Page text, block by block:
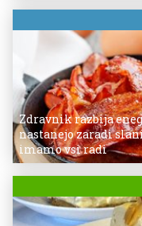
Zdravnik razbija
nastanejo zaradi
imamo vsi radi